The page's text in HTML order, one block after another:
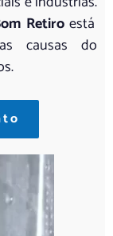
Retiroestá
causas do